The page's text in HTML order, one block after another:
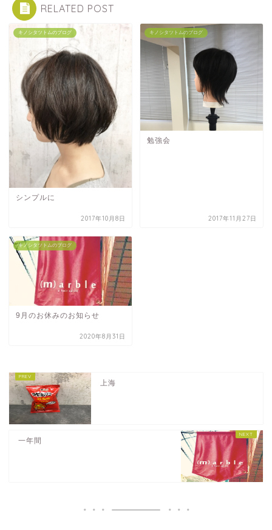
RELATED POST
キノシタツトムのブログ
シンプルに
2017年10月8日
キノシタツトムのブログ
勉強会
2017年11月27日
キノシタツトムのブログ
9月のお休みのお知らせ
2020年8月31日
上海
一年間